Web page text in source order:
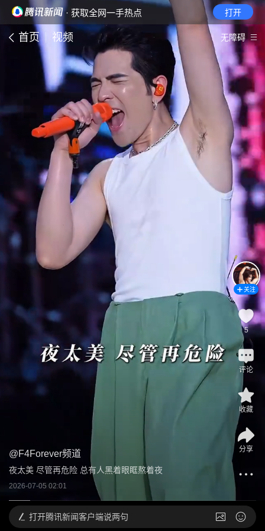
· 获取全网一手热点 打开
首页 视频 无障碍
@F4Forever频道
夜太美 尽管再危险 总有人黑着眼眶熬着夜
2026-07-05 02:01
关注
5
评论
收藏
分享
打开腾讯新闻客户端说两句